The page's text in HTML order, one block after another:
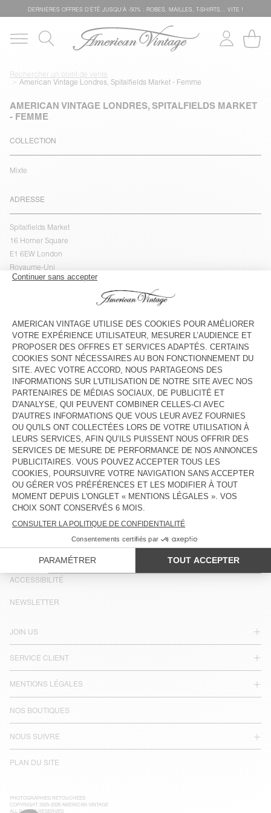
DERNIÈRES OFFRES D'ÉTÊ JUSQU'À -50% : ROBES, MAILLES, T-SHIRTS... VITE !
Rechercher un point de vente
American Vintage Londres, Spitalfields Market - Femme
AMERICAN VINTAGE LONDRES, SPITALFIELDS MARKET
- FEMME
COLLECTION
Mixte
ADRESSE
Spitalfields Market
16 Horner Square
E1 6EW London
Royaume-Uni
voir l''itinéraire
HORAIRES
Lundi
11:00 - 19:00
Mardi
11:00 - 19:00
Mercredi
11:00 - 19:00
Jeudi
11:00 - 19:00
Vendredi
11:00 - 19:00
Samedi
11:00 - 19:00
Dimanche
11:00 - 17:00
Tél. :(+44) 033 068 452 28
E-mail :contact@americanvintage-store.com
PAYS/RÉGIONS : FRANCE
LANGUE :
ACCESSIBILITÉ
JOIN US
SERVICE CLIENT
MENTIONS LÉGALES
NOS BOUTIQUES
NOUS SUIVRE
PLAN DU SITE
NEWSLETTER
PHOTOGRAPHIES RETOUCHÉES
COPYRIGHT 2025-2026 AMERICAN VINTAGE
ALL RIGHTS RESERVED